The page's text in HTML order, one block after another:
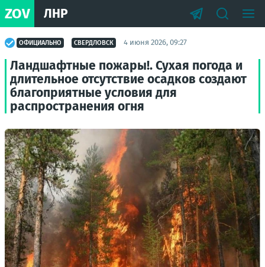
ZOV ЛНР
ОФИЦИАЛЬНО СВЕРДЛОВСК 4 июня 2026, 09:27
Ландшафтные пожары!. Сухая погода и
длительное отсутствие осадков создают
благоприятные условия для
распространения огня